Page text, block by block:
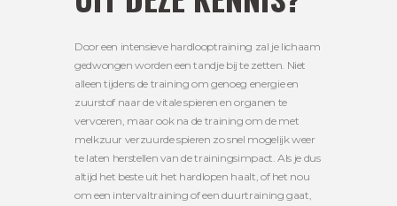
Door een intensieve hardlooptraining zal je lichaam
gedwongen worden een tandje bij te zetten. Niet
alleen tijdens de training om genoeg energie en
zuurstof naar de vitale spieren en organen te
vervoeren, maar ook na de training om de met
melkzuur verzuurde spieren zo snel mogelijk weer
te laten herstellen van de trainingsimpact. Als je dus
altijd het beste uit het hardlopen haalt, of het nou
om een intervaltraining of een duurtraining gaat,